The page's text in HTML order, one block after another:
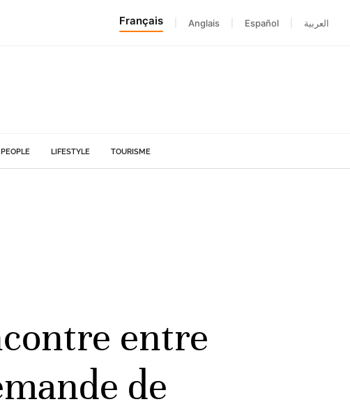
Français Anglais Español العربية
PEOPLE LIFESTYLE TOURISME
entre
de